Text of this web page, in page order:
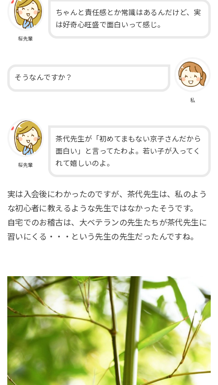
桜先輩
ちゃんと責任感とか常識はあるんだけど、実
は好奇心旺盛で面白いって感じ。
私
そうなんですか？
桜先輩
茶代先生が「初めてまもない京子さんだから
面白い」と言ってたわよ。若い子が入ってく
れて嬉しいのよ。
実は入会後にわかったのですが、茶代先生は、私のよう
な初心者に教えるような先生ではなかったそうです。
自宅でのお稽古は、大ベテランの先生たちが茶代先生に
習いにくる・・・という先生の先生だったんですね。